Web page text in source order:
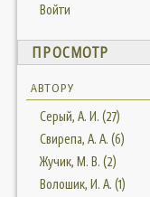
Войти
ПРОСМОТР
АВТОРУ
Серый, А. И. (27)
Свирепа, А. А. (6)
Жучик, М. В. (2)
Волошик, И. А. (1)